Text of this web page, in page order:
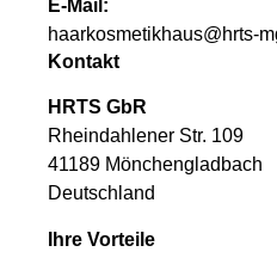
E-Mail:
haarkosmetikhaus@hrts-
Kontakt
HRTS GbR
Rheindahlener Str. 109
41189 Mönchengladbach
Deutschland
Ihre Vorteile